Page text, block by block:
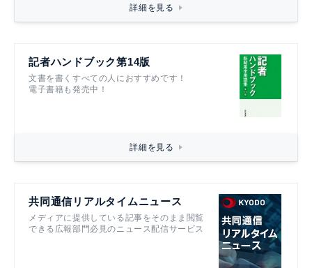
詳細を見る
記者ハンドブック第14版
文書を書くすべての人におすすめです！
電子書籍も発売中！
詳細を見る
共同通信リアルタイムニュース
メディアに提供している記事をそのまま閲覧
できる広報部門必見のニュース配信サービス